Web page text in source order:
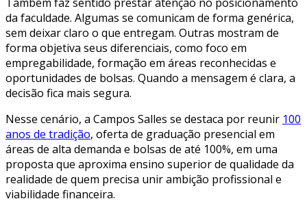
da faculdade. Algumas se comunicam de forma genérica,
sem deixar claro o que entregam. Outras mostram de
forma objetiva seus diferenciais, como foco em
empregabilidade, formação em áreas reconhecidas e
oportunidades de bolsas. Quando a mensagem é clara, a
decisão fica mais segura.
Nesse cenário, a Campos Salles se destaca por reunir 100
anos de tradição, oferta de graduação presencial em
áreas de alta demanda e bolsas de até 100%, em uma
proposta que aproxima ensino superior de qualidade da
realidade de quem precisa unir ambição profissional e
viabilidade financeira.